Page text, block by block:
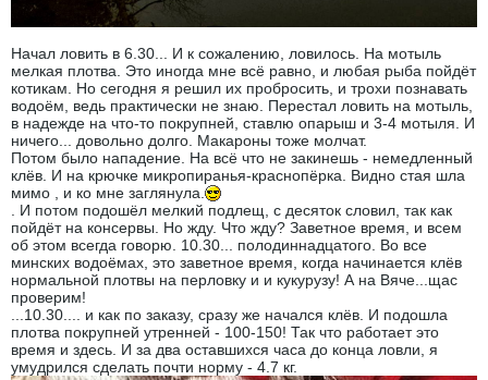
Начал ловить в 6.30... И к сожалению, ловилось. На мотыль
мелкая плотва. Это иногда мне всё равно, и любая рыба пойдёт
котикам. Но сегодня я решил их пробросить, и трохи познавать
водоём, ведь практически не знаю. Перестал ловить на мотыль,
в надежде на что-то покрупней, ставлю опарыш и 3-4 мотыля. И
ничего... довольно долго. Макароны тоже молчат.
Потом было нападение. На всё что не закинешь - немедленный
клёв. И на крючке микропиранья-краснопёрка. Видно стая шла
мимо , и ко мне заглянула.
. И потом подошёл мелкий подлещ, с десяток словил, так как
пойдёт на консервы. Но жду. Что жду? Заветное время, и всем
об этом всегда говорю. 10.30... полодиннадцатого. Во все
минских водоёмах, это заветное время, когда начинается клёв
нормальной плотвы на перловку и и кукурузу! А на Вяче...щас
проверим!
...10.30.... и как по заказу, сразу же начался клёв. И подошла
плотва покрупней утренней - 100-150! Так что работает это
время и здесь. И за два оставшихся часа до конца ловли, я
умудрился сделать почти норму - 4.7 кг.